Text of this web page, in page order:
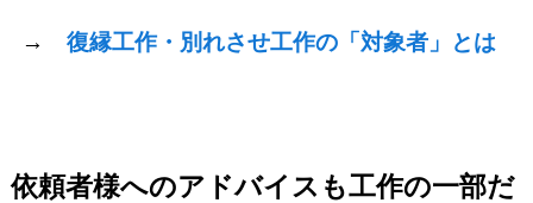
→ 復縁工作・別れさせ工作の「対象者」とは
依頼者様へのアドバイスも工作の一部だ